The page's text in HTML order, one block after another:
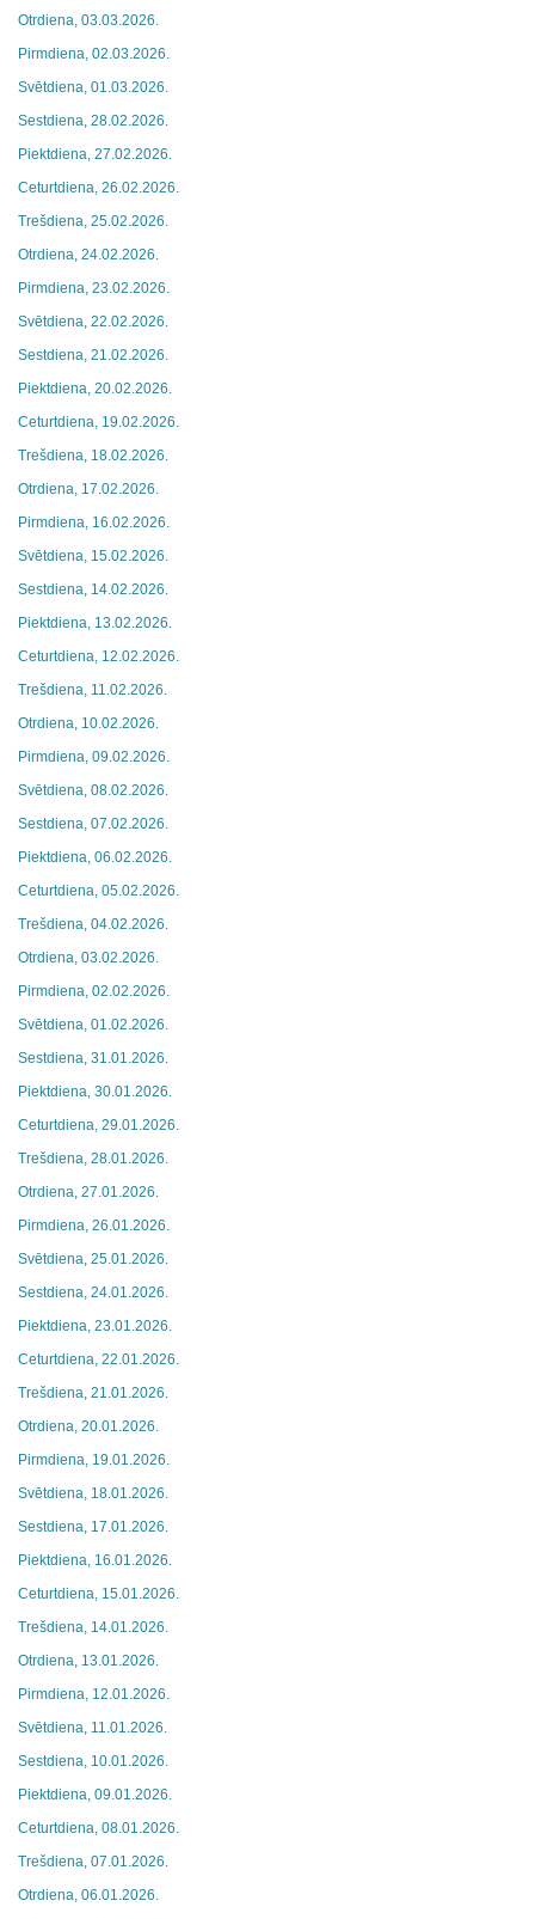
Otrdiena, 03.03.2026.
Pirmdiena, 02.03.2026.
Svētdiena, 01.03.2026.
Sestdiena, 28.02.2026.
Piektdiena, 27.02.2026.
Ceturtdiena, 26.02.2026.
Trešdiena, 25.02.2026.
Otrdiena, 24.02.2026.
Pirmdiena, 23.02.2026.
Svētdiena, 22.02.2026.
Sestdiena, 21.02.2026.
Piektdiena, 20.02.2026.
Ceturtdiena, 19.02.2026.
Trešdiena, 18.02.2026.
Otrdiena, 17.02.2026.
Pirmdiena, 16.02.2026.
Svētdiena, 15.02.2026.
Sestdiena, 14.02.2026.
Piektdiena, 13.02.2026.
Ceturtdiena, 12.02.2026.
Trešdiena, 11.02.2026.
Otrdiena, 10.02.2026.
Pirmdiena, 09.02.2026.
Svētdiena, 08.02.2026.
Sestdiena, 07.02.2026.
Piektdiena, 06.02.2026.
Ceturtdiena, 05.02.2026.
Trešdiena, 04.02.2026.
Otrdiena, 03.02.2026.
Pirmdiena, 02.02.2026.
Svētdiena, 01.02.2026.
Sestdiena, 31.01.2026.
Piektdiena, 30.01.2026.
Ceturtdiena, 29.01.2026.
Trešdiena, 28.01.2026.
Otrdiena, 27.01.2026.
Pirmdiena, 26.01.2026.
Svētdiena, 25.01.2026.
Sestdiena, 24.01.2026.
Piektdiena, 23.01.2026.
Ceturtdiena, 22.01.2026.
Trešdiena, 21.01.2026.
Otrdiena, 20.01.2026.
Pirmdiena, 19.01.2026.
Svētdiena, 18.01.2026.
Sestdiena, 17.01.2026.
Piektdiena, 16.01.2026.
Ceturtdiena, 15.01.2026.
Trešdiena, 14.01.2026.
Otrdiena, 13.01.2026.
Pirmdiena, 12.01.2026.
Svētdiena, 11.01.2026.
Sestdiena, 10.01.2026.
Piektdiena, 09.01.2026.
Ceturtdiena, 08.01.2026.
Trešdiena, 07.01.2026.
Otrdiena, 06.01.2026.